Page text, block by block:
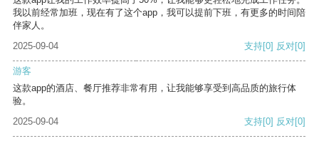
我以前经常加班，现在有了这个app，我可以提前下班，有更多的时间陪
伴家人。
2025-09-04
支持[0] 反对[0]
游客
这款app的酒店、餐厅推荐非常有用，让我能够享受到高品质的旅行体
验。
2025-09-04
支持[0] 反对[0]